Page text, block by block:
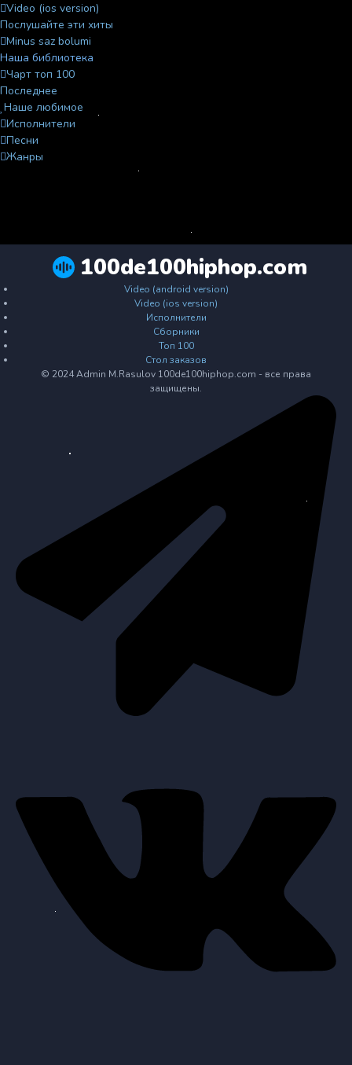
Video (ios version)
Послушайте эти хиты
Minus saz bolumi
Наша библиотека
Чарт топ 100
Последнее
Наше любимое
Исполнители
Песни
Жанры
100de100hiphop.com
Video (android version)
Video (ios version)
Исполнители
Сборники
Топ 100
Стол заказов
© 2024 Admin M.Rasulov 100de100hiphop.com - все права
защищены.